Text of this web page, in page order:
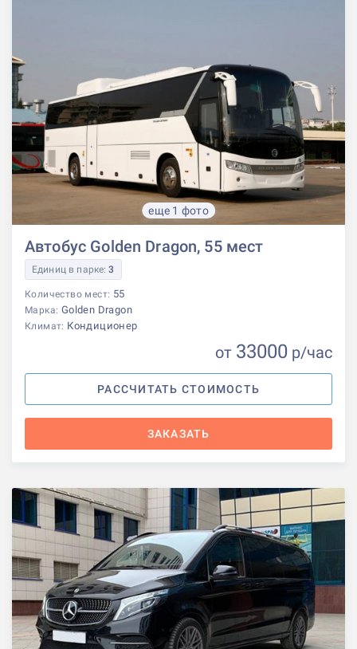
еще 1 фото
Автобус Golden Dragon, 55 мест
Единиц в парке:3
Количество мест: 55
Марка: Golden Dragon
Климат: Кондиционер
от 33000 р/час
РАССЧИТАТЬ СТОИМОСТЬ
ЗАКАЗАТЬ